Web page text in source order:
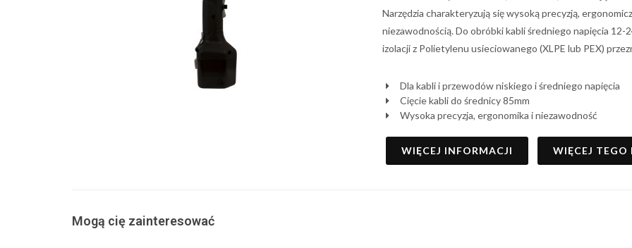
Narzędzia charakteryzują się wysoką precyzją,
niezawodnością. Do obróbki kabli średniego napięcia
izolacji z Polietylenu usieciowanego (XLPE lub PEX)
Dla kabli i przewodów niskiego i średniego napięcia
Cięcie kabli do średnicy 85mm
Wysoka precyzja, ergonomika i niezawodność
WIĘCEJ INFORMACJI WIĘCEJ TEGO
Mogą cię zainteresować